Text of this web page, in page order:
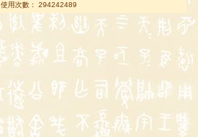
使用次數： 294242489